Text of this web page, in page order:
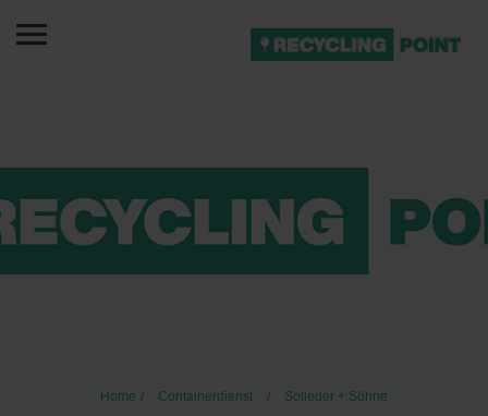
Home Containerdienst Solleder + Söhne